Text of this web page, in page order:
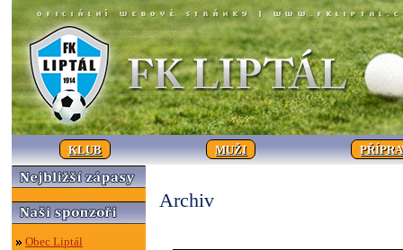
KLUB MUŽI
Obec Liptál
Archiv